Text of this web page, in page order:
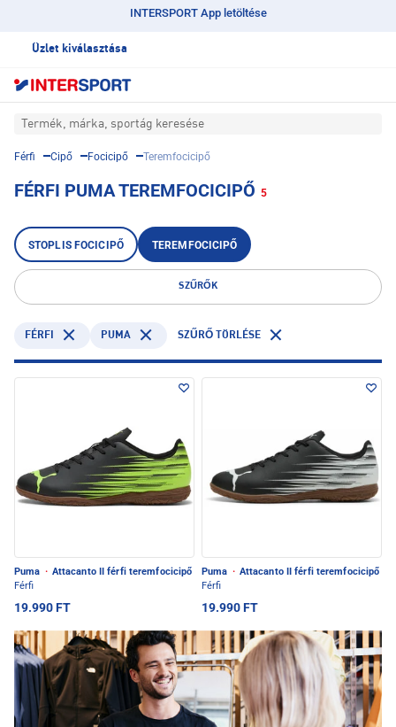
INTERSPORT App letöltése
Üzlet kiválasztása
Termék, márka, sportág keresése
Férfi Cipő Focicipő Teremfocicipő
FÉRFI PUMA TEREMFOCICIPŐ 5
STOPLIS FOCICIPŐ TEREMFOCICIPŐ
SZŰRŐK
FÉRFI PUMA SZŰRŐ TÖRLÉSE
Puma · Attacanto II férfi teremfocicipő
Férfi
19.990 FT
Puma · Attacanto II férfi teremfocicipő
Férfi
19.990 FT